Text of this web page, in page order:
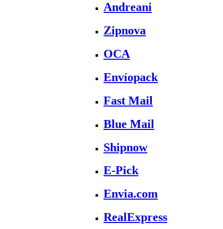
Andreani
Zipnova
OCA
Envíopack
Fast Mail
Blue Mail
Shipnow
E-Pick
Envia.com
RealExpress